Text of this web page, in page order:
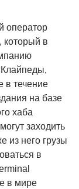
оператор
который в
в течение
на базе
хаба
заходить
из него грузы
в
в мире